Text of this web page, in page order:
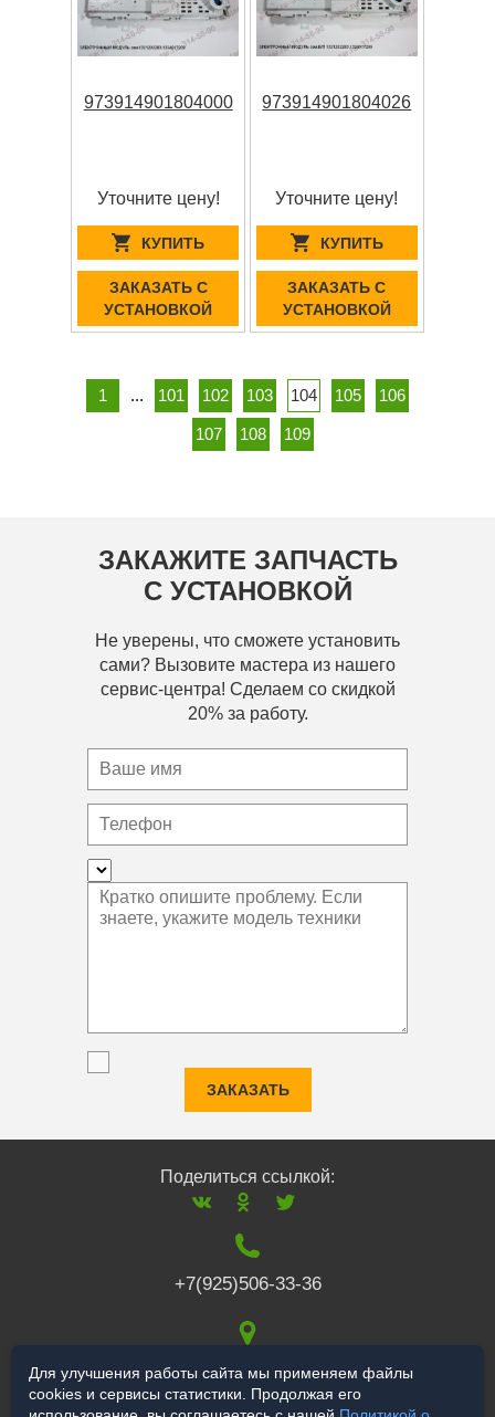
973914901804000
Уточните цену!
КУПИТЬ
ЗАКАЗАТЬ С
УСТАНОВКОЙ
973914901804026
Уточните цену!
КУПИТЬ
ЗАКАЗАТЬ С
УСТАНОВКОЙ
1 ... 101 102 103 104 105 106
107 108 109
ЗАКАЖИТЕ ЗАПЧАСТЬ
С УСТАНОВКОЙ
Не уверены, что сможете установить
сами? Вызовите мастера из нашего
сервис-центра! Сделаем со скидкой
20% за работу.
ЗАКАЗАТЬ
Поделиться ссылкой:
+7(925)506-33-36
117519,г. Москва,
Варшавское ш., 132
Для улучшения работы сайта мы применяем файлы
cookies и сервисы статистики. Продолжая его